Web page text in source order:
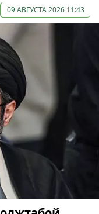
09 АВГУСТА 2026 11:43